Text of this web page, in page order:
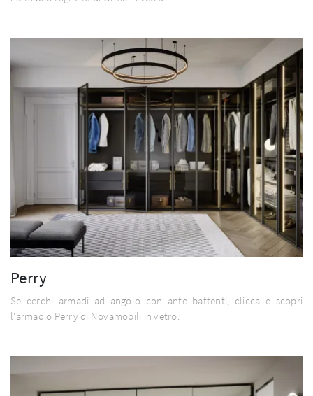
Perry
Se cerchi armadi ad angolo con ante battenti, clicca e scopri
l'armadio Perry di Novamobili in vetro.